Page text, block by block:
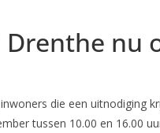
nu
die een uitnodiging
tussen 10.00 en 16.00